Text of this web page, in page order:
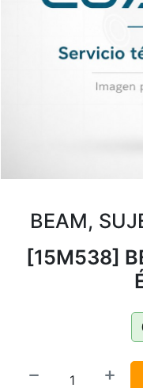
BEAM,
[15M538]